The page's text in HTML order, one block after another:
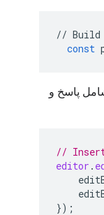
// Build
const
پاسخ و
//
editor .
});